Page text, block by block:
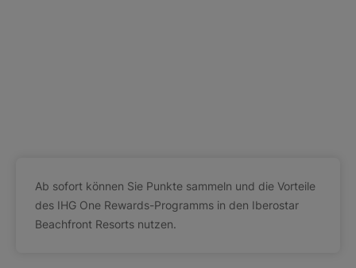
Ab sofort können Sie Punkte sammeln und die Vorteile
des IHG One Rewards-Programms in den Iberostar
Beachfront Resorts nutzen.